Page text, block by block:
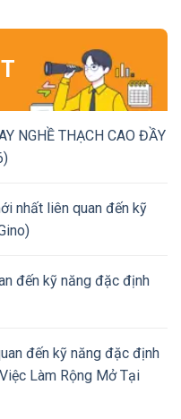
NGHỀ THẠCH CAO ĐẦY
nhất liên quan đến kỹ
đến kỹ năng đặc định
đến kỹ năng đặc định
Làm Rộng Mở Tại